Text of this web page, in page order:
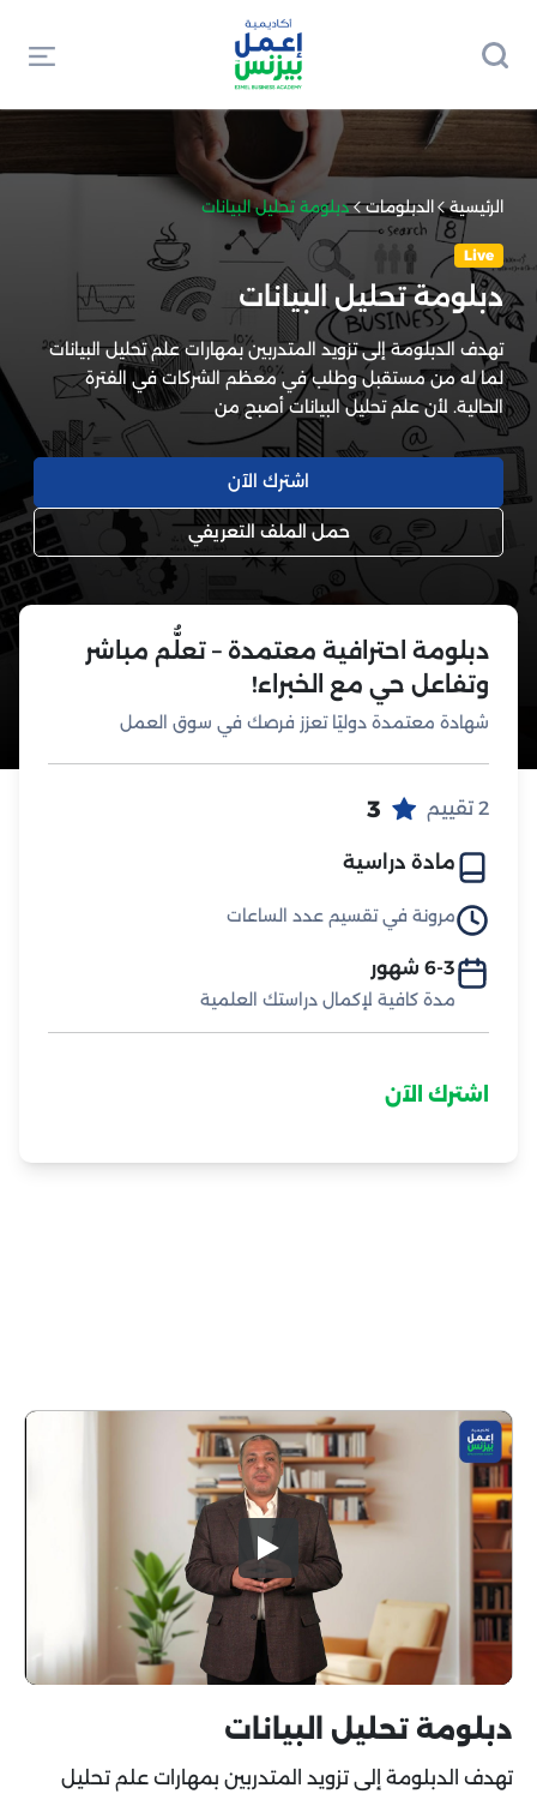
دبلومة احترافية معتمدة – تعلُّم مباشر
وتفاعل حي مع الخبراء!
شهادة معتمدة دوليًا تعزز فرصك في سوق العمل
2 تقييم 3
مادة دراسية
مرونة في تقسيم عدد الساعات
6-3 شهور
مدة كافية لإكمال دراستك العلمية
اشترك الآن
الرئيسية الدبلومات دبلومة تحليل البيانات
Live
دبلومة تحليل البيانات
تهدف الدبلومة إلى تزويد المتدربين بمهارات علم تحليل البيانات
لما له من مستقبل وطلب في معظم الشركات في الفترة
الحالية. لأن علم تحليل البيانات أصبح من
اشترك الآن
حمل الملف التعريفي
دبلومة تحليل البيانات
تهدف الدبلومة إلى تزويد المتدربين بمهارات علم تحليل